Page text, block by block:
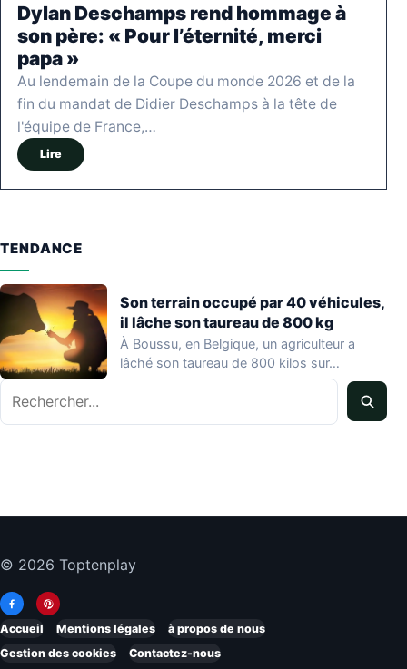
Dylan Deschamps rend hommage à
son père: « Pour l’éternité, merci
papa »
Au lendemain de la Coupe du monde 2026 et de la
fin du mandat de Didier Deschamps à la tête de
l'équipe de France,…
Lire
TENDANCE
Son terrain occupé par 40 véhicules,
il lâche son taureau de 800 kg
À Boussu, en Belgique, un agriculteur a
lâché son taureau de 800 kilos sur…
Rechercher
© 2026 Toptenplay
Accueil Mentions légales
à propos de nous
Gestion des cookies
Contactez-nous